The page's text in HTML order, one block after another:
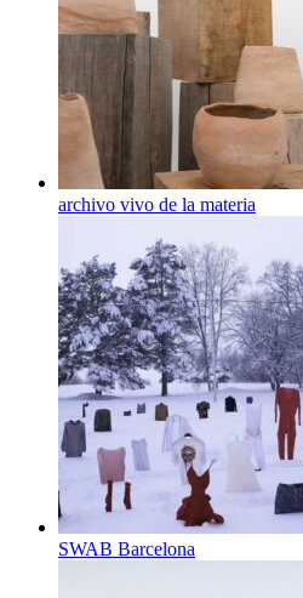
archivo vivo de la materia
SWAB Barcelona